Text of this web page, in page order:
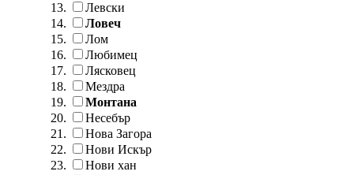
Левски
Ловеч
Лом
Любимец
Лясковец
Мездра
Монтана
Несебър
Нова Загора
Нови Искър
Нови хан